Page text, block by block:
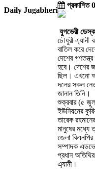
Daily Jugabheri
যুগভেরী
চৌধুরী এ্যানী
বাতিল করে
দেশের
হবে। দেশের
ছিল। এখনো
দলের সকল
জানান তিনি।
শুক্রবার (৫
ইউনিয়নের
তারেক
মানুষের মধ্যে
জেলা
সম্পাদক
প্রধান
এ্যানী।